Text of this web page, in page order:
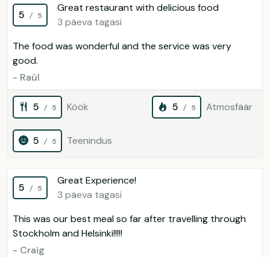
5 / 5
Great restaurant with delicious food
3 päeva tagasi
The food was wonderful and the service was very
good.
- Raúl
5 / 5 Köök 5 / 5 Atmosfäär
5 / 5 Teenindus
5 / 5
Great Experience!
3 päeva tagasi
This was our best meal so far after travelling through
Stockholm and Helsinki!!!!!
- Craig